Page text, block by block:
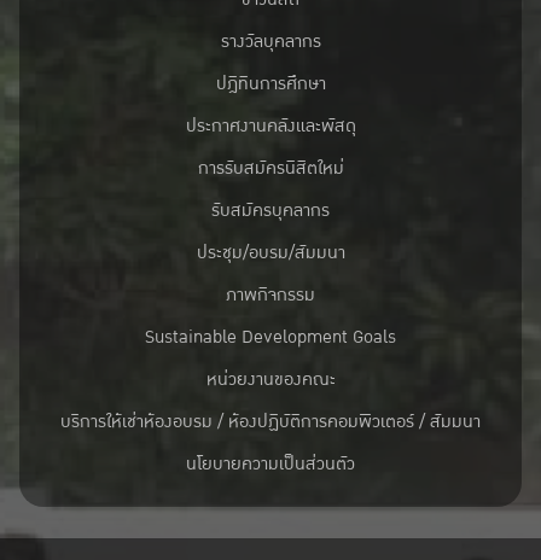
รางวัลบุคลากร
ปฎิทินการศึกษา
ประกาศงานคลังและพัสดุ
การรับสมัครนิสิตใหม่
รับสมัครบุคลากร
ประชุม/อบรม/สัมมนา
ภาพกิจกรรม
Sustainable Development Goals
หน่วยงานของคณะ
บริการให้เช่าห้องอบรม / ห้องปฏิบัติการคอมพิวเตอร์ / สัมมนา
นโยบายความเป็นส่วนตัว